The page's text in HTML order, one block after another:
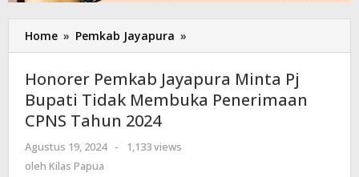
Home » Pemkab Jayapura »
Pemkab
Minta
Pj
Honorer Pemkab Jayapura Minta Pj
Bupati Tidak Membuka Penerimaan
CPNS Tahun 2024
Agustus 19, 2024
oleh
-
1,133 views
oleh Kilas Papua